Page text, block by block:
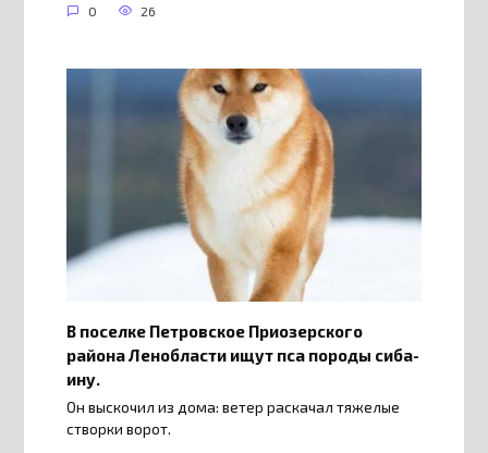
0 26
В поселке Петровское Приозерского
района Ленобласти ищут пса породы сиба-
ину.
Он выскочил из дома: ветер раскачал тяжелые
створки ворот.